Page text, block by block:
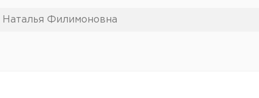
Наталья Филимоновна